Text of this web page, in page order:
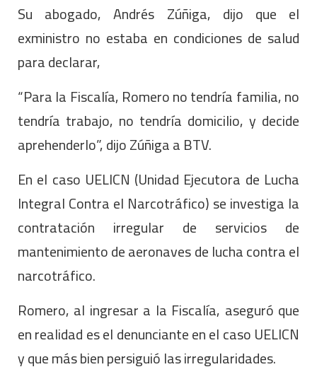
Su abogado, Andrés Zúñiga, dijo que el
exministro no estaba en condiciones de salud
para declarar,
“Para la Fiscalía, Romero no tendría familia, no
tendría trabajo, no tendría domicilio, y decide
aprehenderlo”, dijo Zúñiga a BTV.
En el caso UELICN (Unidad Ejecutora de Lucha
Integral Contra el Narcotráfico) se investiga la
contratación irregular de servicios de
mantenimiento de aeronaves de lucha contra el
narcotráfico.
Romero, al ingresar a la Fiscalía, aseguró que
en realidad es el denunciante en el caso UELICN
y que más bien persiguió las irregularidades.